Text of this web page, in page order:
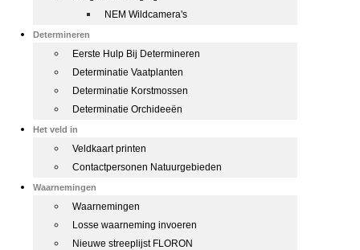
NEM Wildcamera's
Determineren
Eerste Hulp Bij Determineren
Determinatie Vaatplanten
Determinatie Korstmossen
Determinatie Orchideeën
Het veld in
Veldkaart printen
Contactpersonen Natuurgebieden
Waarnemingen
Waarnemingen
Losse waarneming invoeren
Nieuwe streeplijst FLORON